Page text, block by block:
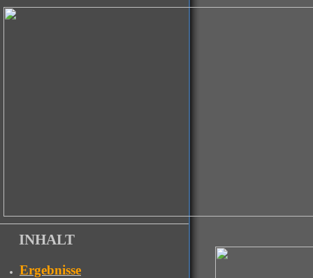
INHALT
Ergebnisse